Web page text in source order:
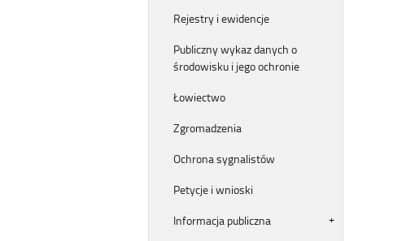
Rejestry i ewidencje
Publiczny wykaz danych o
środowisku i jego ochronie
Łowiectwo
Zgromadzenia
Ochrona sygnalistów
Petycje i wnioski
Informacja publiczna